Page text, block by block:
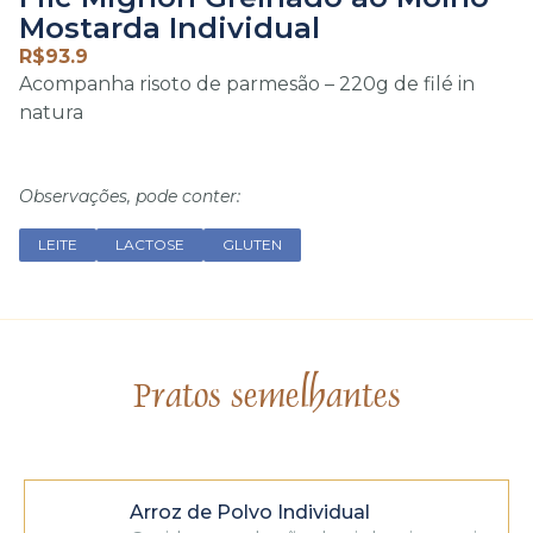
Mostarda Individual
R$93.9
Acompanha risoto de parmesão – 220g de filé in
natura
Observações, pode conter:
LEITE LACTOSE GLUTEN
Pratos semelhantes
Arroz de Polvo Individual